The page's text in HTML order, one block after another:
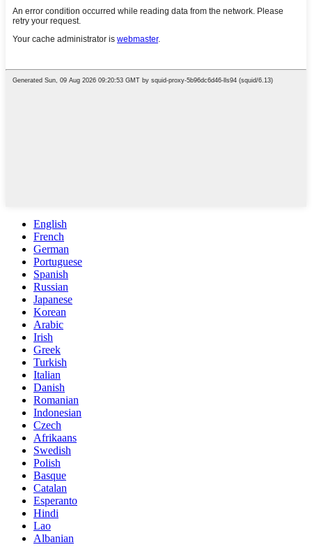
English
French
German
Portuguese
Spanish
Russian
Japanese
Korean
Arabic
Irish
Greek
Turkish
Italian
Danish
Romanian
Indonesian
Czech
Afrikaans
Swedish
Polish
Basque
Catalan
Esperanto
Hindi
Lao
Albanian